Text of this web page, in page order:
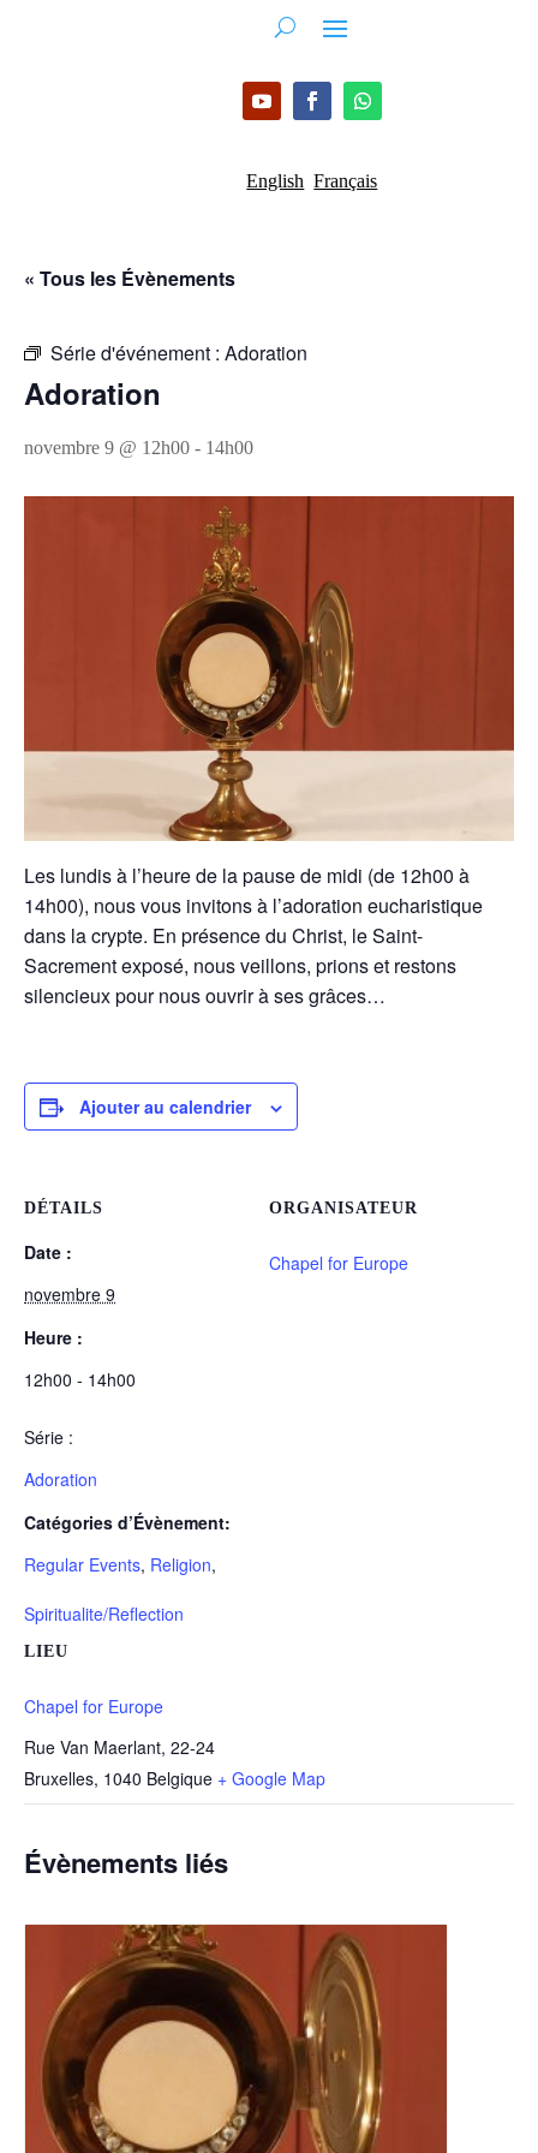
English Français
« Tous les Évènements
Série d'événement : Adoration
Adoration
novembre 9 @ 12h00 - 14h00
Les lundis à l’heure de la pause de midi (de 12h00 à
14h00), nous vous invitons à l’adoration eucharistique
dans la crypte. En présence du Christ, le Saint-
Sacrement exposé, nous veillons, prions et restons
silencieux pour nous ouvrir à ses grâces…
Ajouter au calendrier
DÉTAILS
Date :
novembre 9
Heure :
12h00 - 14h00
Série :
Adoration
Catégories d’Évènement:
Regular Events, Religion,
Spiritualite/Reflection
LIEU
Chapel for Europe
Rue Van Maerlant, 22-24
Bruxelles, 1040 Belgique + Google Map
ORGANISATEUR
Chapel for Europe
Évènements liés